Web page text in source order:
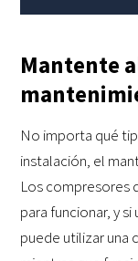
Mantente
No importa qué
instalación, el
Los compresores
para funcionar, y
puede utilizar una